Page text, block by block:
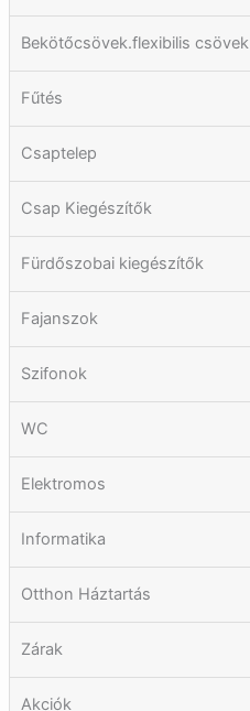
Bekötőcsövek.flexibilis csövek
Fűtés
Csaptelep
Csap Kiegészítők
Fürdőszobai kiegészítők
Fajanszok
Szifonok
WC
Elektromos
Informatika
Otthon Háztartás
Zárak
Akciók